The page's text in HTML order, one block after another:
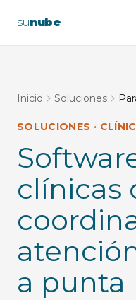
sunube
Inicio Soluciones
SOLUCIONES ·
clínicas
a punta